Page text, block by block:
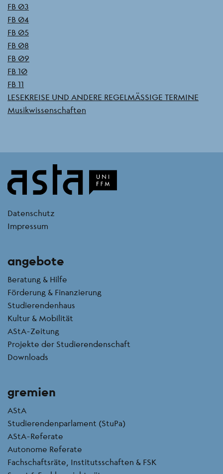
FB 03
FB 04
FB 05
FB 08
FB 09
FB 10
FB 11
LESEKREISE UND ANDERE REGELMÄSSIGE TERMINE
Musikwissenschaften
kontakt
Datenschutz
Impressum
angebote
Beratung & Hilfe
Förderung & Finanzierung
Studierendenhaus
Kultur & Mobilität
AStA-Zeitung
Projekte der Studierendenschaft
Downloads
gremien
AStA
Studierendenparlament (StuPa)
AStA-Referate
Autonome Referate
Fachschaftsräte, Institutsschaften & FSK